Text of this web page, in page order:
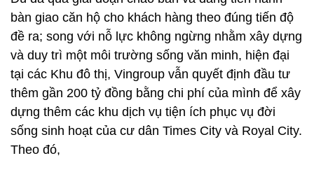
bàn giao căn hộ cho khách hàng theo đúng tiến độ
đề ra; song với nỗ lực không ngừng nhằm xây dựng
và duy trì một môi trường sống văn minh, hiện đại
tại các Khu đô thị, Vingroup vẫn quyết định đầu tư
thêm gần 200 tỷ đồng bằng chi phí của mình để xây
dựng thêm các khu dịch vụ tiện ích phục vụ đời
sống sinh hoạt của cư dân Times City và Royal City.
Theo đó,